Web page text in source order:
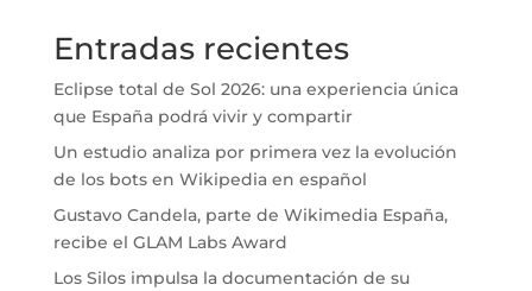
Entradas recientes
Eclipse total de Sol 2026: una experiencia única
que España podrá vivir y compartir
Un estudio analiza por primera vez la evolución
de los bots en Wikipedia en español
Gustavo Candela, parte de Wikimedia España,
recibe el GLAM Labs Award
Los Silos impulsa la documentación de su